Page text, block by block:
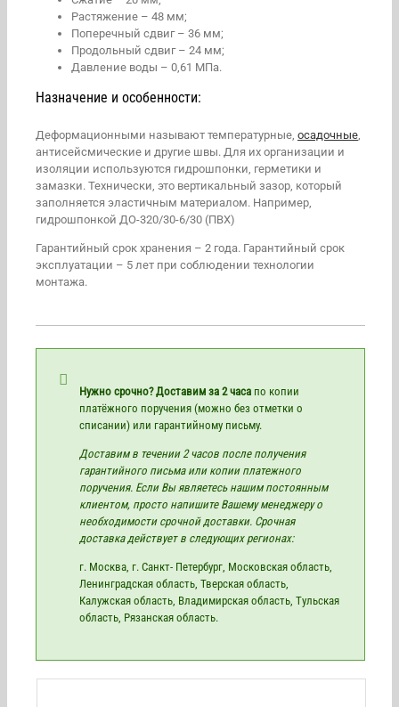
Растяжение – 48 мм;
Поперечный сдвиг – 36 мм;
Продольный сдвиг – 24 мм;
Давление воды – 0,61 МПа.
Назначение и особенности:
Деформационными называют температурные, осадочные,
антисейсмические и другие швы. Для их организации и
изоляции используются гидрошпонки, герметики и
замазки. Технически, это вертикальный зазор, который
заполняется эластичным материалом. Например,
гидрошпонкой ДО-320/30-6/30 (ПВХ)
Гарантийный срок хранения – 2 года. Гарантийный срок
эксплуатации – 5 лет при соблюдении технологии
монтажа.
Нужно срочно? Доставим за 2 часа по копии
платёжного поручения (можно без отметки о
списании) или гарантийному письму.
Доставим в течении 2 часов после получения
гарантийного письма или копии платежного
поручения. Если Вы являетесь нашим постоянным
клиентом, просто напишите Вашему менеджеру о
необходимости срочной доставки. Срочная
доставка действует в следующих регионах:
г. Москва, г. Санкт- Петербург, Московская область,
Ленинградская область, Тверская область,
Калужская область, Владимирская область, Тульская
область, Рязанская область.